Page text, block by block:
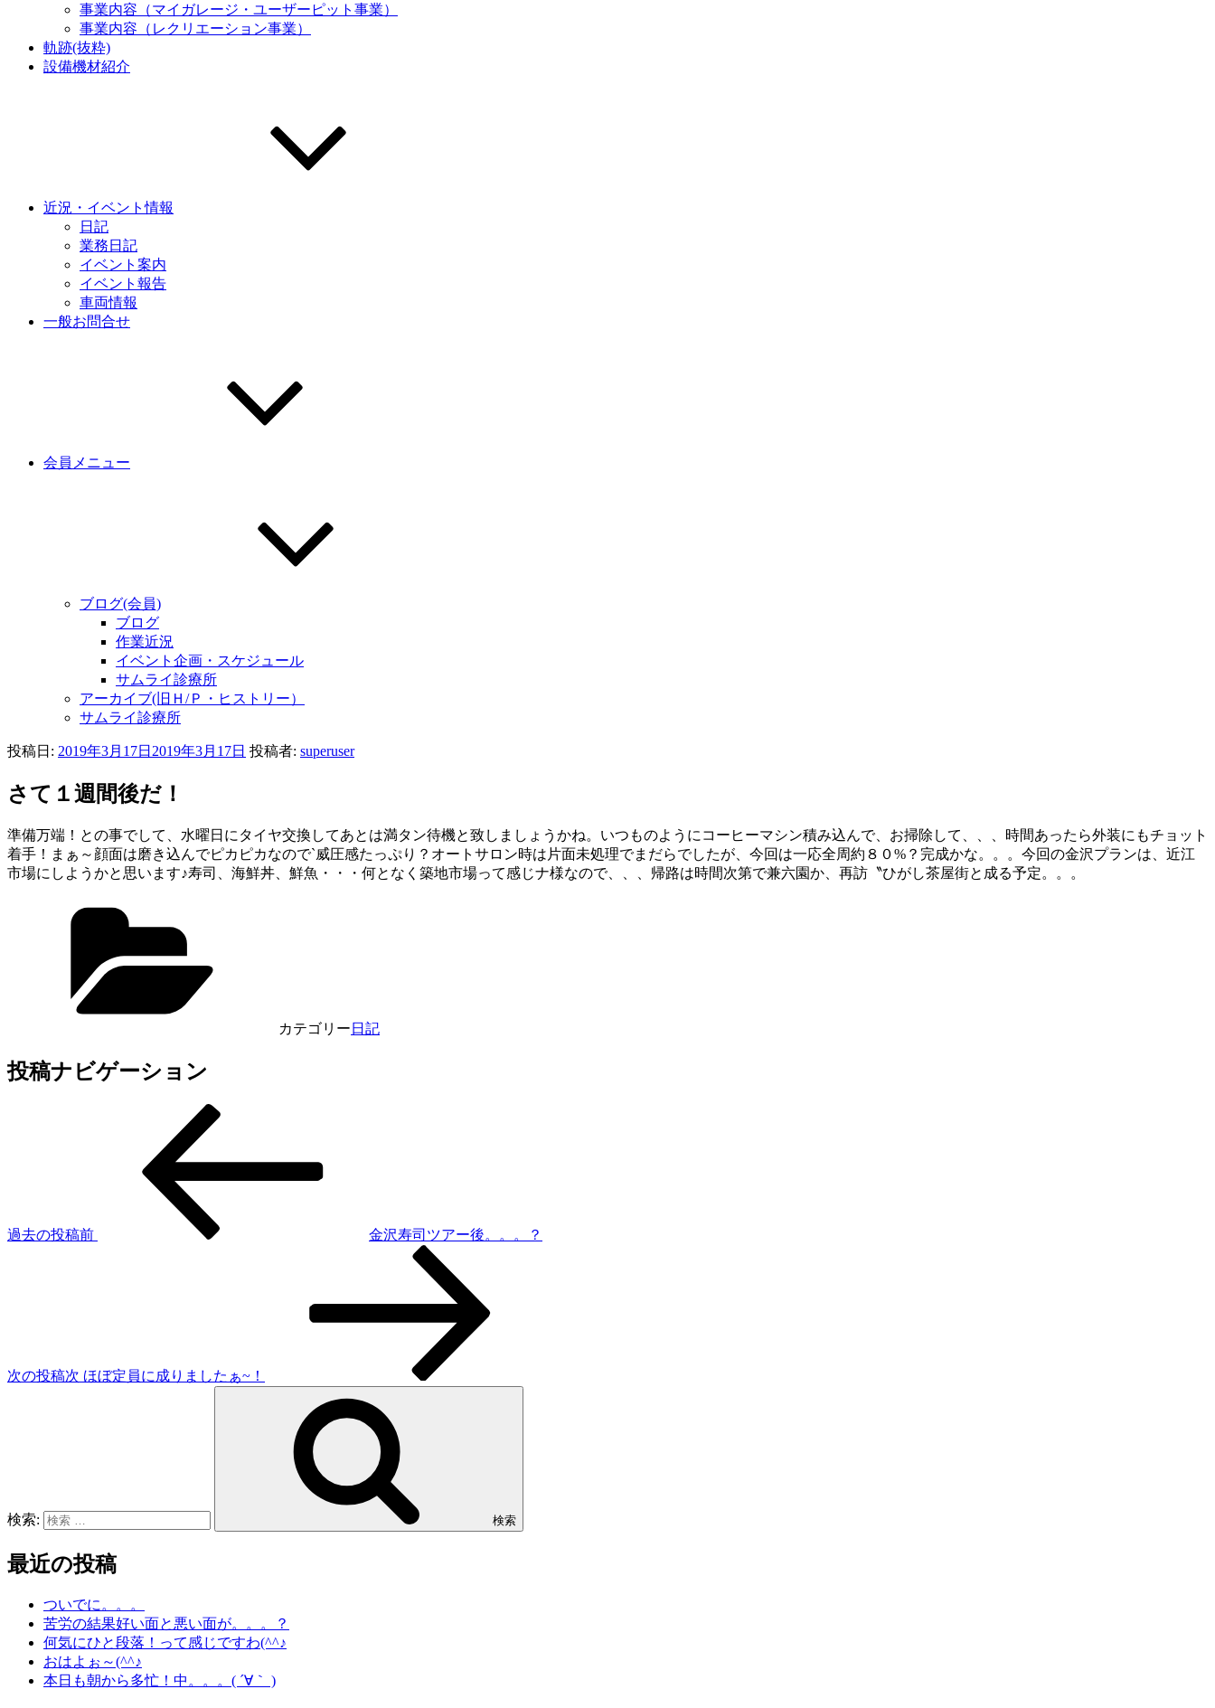
事業内容（マイガレージ・ユーザーピット事業）
事業内容（レクリエーション事業）
軌跡(抜粋)
設備機材紹介
近況・イベント情報
日記
業務日記
イベント案内
イベント報告
車両情報
一般お問合せ
会員メニュー
ブログ(会員)
ブログ
作業近況
イベント企画・スケジュール
サムライ診療所
アーカイブ(旧Ｈ/Ｐ・ヒストリー）
サムライ診療所
投稿日: 2019年3月17日 2019年3月17日 投稿者: superuser
さて１週間後だ！
準備万端！との事でして、水曜日にタイヤ交換してあとは満タン待機と致しましょうかね。いつものようにコーヒーマシン積み込んで、お掃除して、、、時間あったら外装にもチョット
着手！まぁ～顔面は磨き込んでピカピカなので`威圧感たっぷり？オートサロン時は片面未処理でまだらでしたが、今回は一応全周約８０%？完成かな。。。今回の金沢プランは、近江
市場にしようかと思います♪寿司、海鮮丼、鮮魚・・・何となく築地市場って感じナ様なので、、、帰路は時間次第で兼六園か、再訪〝ひがし茶屋街と成る予定。。。
カテゴリー 日記
投稿ナビゲーション
過去の投稿前 金沢寿司ツアー後。。。？
次の投稿次 ほぼ定員に成りましたぁ~！
検索: 検索
最近の投稿
ついでに。。。
苦労の結果好い面と悪い面が。。。？
何気にひと段落！って感じですわ(^^♪
おはよぉ～(^^♪
本日も朝から多忙！中。。。( ´∀｀ )